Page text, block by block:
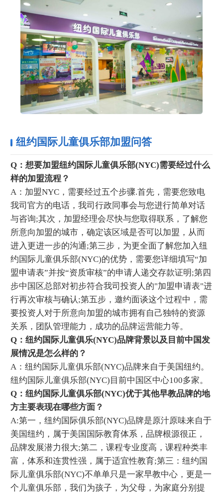
纽约国际儿童俱乐部加盟问答
Q：想要加盟纽约国际儿童俱乐部(NYC)需要经过什么
样的加盟流程？
A：加盟NYC，需要经过五个步骤.首先，需要您致电
我司官方的电话，我司行政同事会与您进行简单对话
与咨询;其次，加盟经理会尽快与您取得联系，了解您
所意向加盟的城市，确定该区域是否可以加盟，从而
进入更进一步的沟通;第三步，为更全面了解您加入纽
约国际儿童俱乐部(NYC)的优势，需要您详细填写“加
盟申请表”并按“资质审核”的申请人递交存款证明;第四
步中国区总部对初步符合我司投资人的"加盟申请表"进
行再次审核与确认;第五步，邀约面谈这个过程中，需
要投资人对于所意向加盟的城市拥有自己独特的资源
关系，团队管理能力，成功的品牌运营能力等。
Q：纽约国际儿童俱乐(NYC)品牌背景以及目前中国发
展情况是怎么样的？
A：纽约国际儿童俱乐部(NYC)品牌来自于美国纽约。
纽约国际儿童俱乐部(NYC)目前中国区中心100多家。
Q：纽约国际儿童俱乐部(NYC)优于其他早教品牌的地
方主要表现在哪些方面？
A:第一，纽约国际俱乐部(NYC)品牌是原汁原味来自于
美国纽约，属于美国国际教育体系，品牌根源很正，
品牌发展潜力很大;第二，课程专业度高，课程种类丰
富，体系和连贯性强，属于适宜性教育;第三：纽约国
际儿童俱乐部(NYC)不单单只是一家早教中心，更是一
个儿童俱乐部，我们为孩子，为父母，为家庭分别提